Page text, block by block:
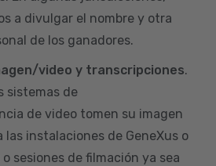
a divulgar el nombre y otra
de los ganadores.
video y transcripciones.
sistemas de
de video tomen su imagen
las instalaciones de GeneXus o
sesiones de filmación ya sea